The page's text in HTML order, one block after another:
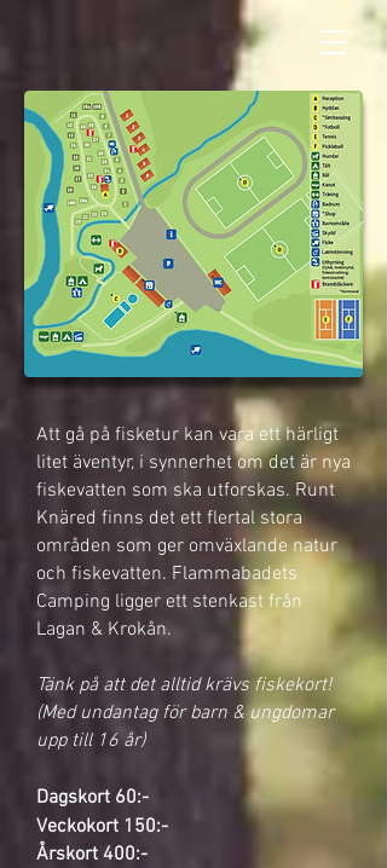
Att gå på fisketur kan vara ett härligt
litet äventyr, i synnerhet om det är nya
fiskevatten som ska utforskas. Runt
Knäred finns det ett flertal stora
områden som ger omväxlande natur
och fiskevatten. Flammabadets
Camping ligger ett stenkast från
Lagan & Krokån.
Tänk på att det alltid krävs fiskekort!
(Med undantag för barn & ungdomar
upp till 16 år)
Dagskort 60:-
Veckokort 150:-
Årskort 400:-